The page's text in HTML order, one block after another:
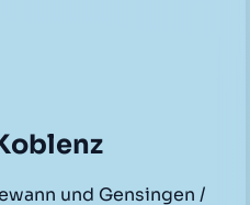
und Gensingen /